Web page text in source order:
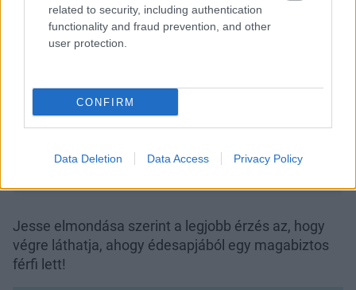
related to security, including authentication
functionality and fraud prevention, and other
user protection.
CONFIRM
Data Deletion Data Access Privacy Policy
Jesse elmondása szerint a legjobb érzés az, hogy
végre láthatja, ahogy édesapjából egy magabiztos
férfi lett!